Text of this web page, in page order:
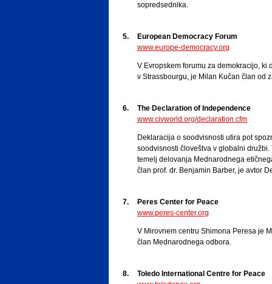
sopredsednika.
5.
European Democracy Forum
www.europe-democracy.org
V Evropskem forumu za demokracijo, ki
v Strassbourgu, je Milan Kučan član od
6.
The Declaration of Independence
www.civworld.org/declaration.cfm
Deklaracija o soodvisnosti utira pot
soodvisnosti človeštva v globalni družbi.
temelj delovanja Mednarodnega
član prof. dr. Benjamin Barber, je avtor
7.
Peres Center for Peace
www.peres-center.org
V Mirovnem centru Shimona Peresa je
član Mednarodnega odbora.
8.
Toledo International Centre for Peace